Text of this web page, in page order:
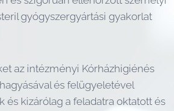
gyógyszergyártási gyakorlat
az intézményi Kórházhigiénés
és felügyeletével
és kizárólag a feladatra oktatott és